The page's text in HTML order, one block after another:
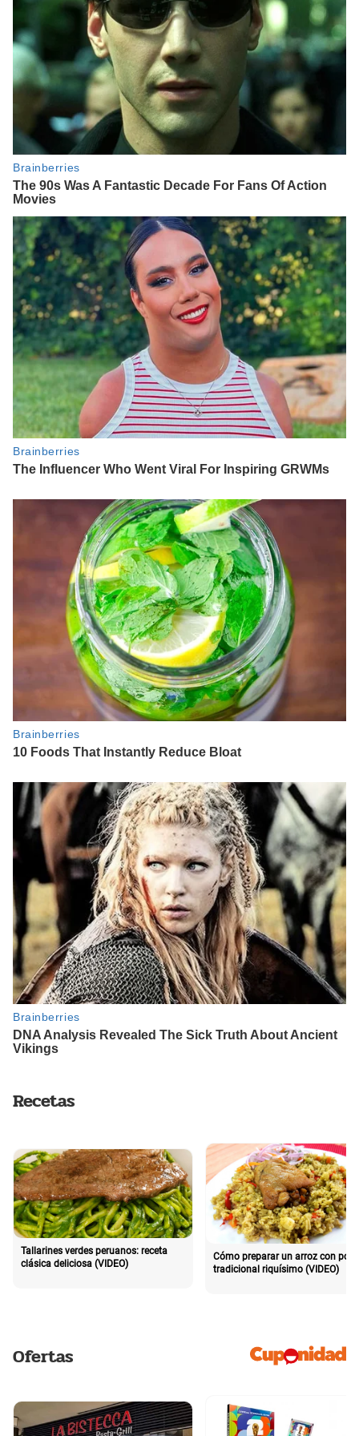
Recetas
Tallarines verdes peruanos: receta
clásica deliciosa (VIDEO)
Cómo preparar un arroz con pollo
tradicional riquísimo (VIDEO)
Ofertas